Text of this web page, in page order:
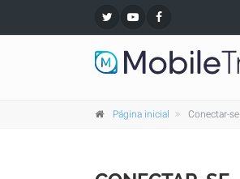
Página inicial Conectar-se